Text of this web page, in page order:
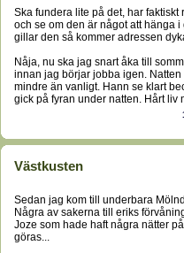
Ska fundera lite på det, har
och se om den är något att hänga
gillar den så kommer adressen
Nåja, nu ska jag snart åka till
innan jag börjar jobba igen.
mindre än vanligt. Hann se klart
gick på fyran under natten. Hårt liv
Västkusten
Sedan jag kom till underbara
Några av sakerna till eriks
Joze som hade haft några nätter
göras...